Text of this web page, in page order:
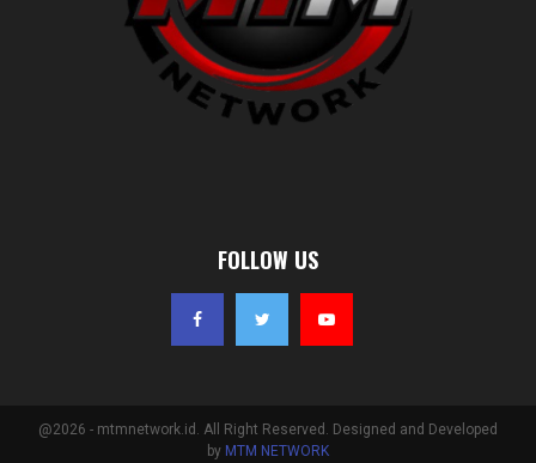
FOLLOW US
@2026 - mtmnetwork.id. All Right Reserved. Designed and Developed
by MTM NETWORK